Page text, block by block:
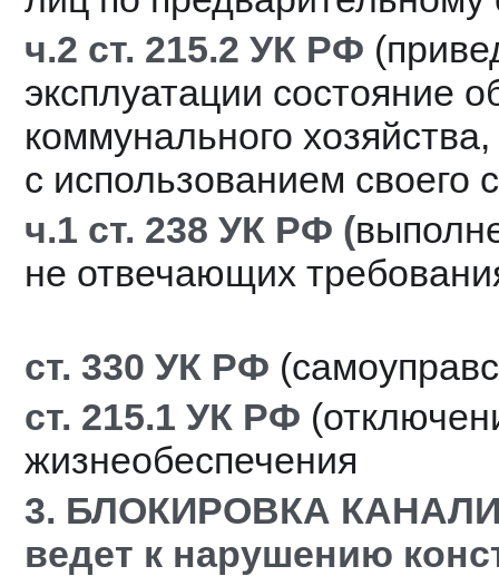
ч.2 ст. 215.2 УК РФ
эксплуатации состояние
коммунального
с использованием своего
ч.1 ст. 238 УК РФ (
не отвечающих
ст. 330 УК РФ
ст. 215.1 УК РФ
жизнеобеспечения
3. БЛОКИРОВКА
ведет к нарушению